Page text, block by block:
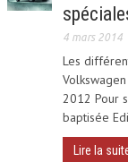
ON AIME AUSSI
CAYENNE
SUV COUPÉ
4 mars 2014
Les
2012 Pour
baptisée
Lire la